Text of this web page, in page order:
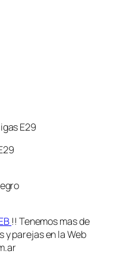
E29
!! Tenemos mas de
parejas en la Web